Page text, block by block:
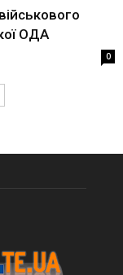
ОДА
0